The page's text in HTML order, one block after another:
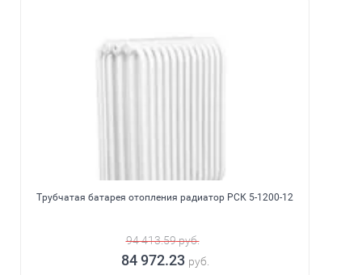
Трубчатая батарея отопления радиатор РСК 5-1200-12
94 413.59руб.
84 972.23 руб.